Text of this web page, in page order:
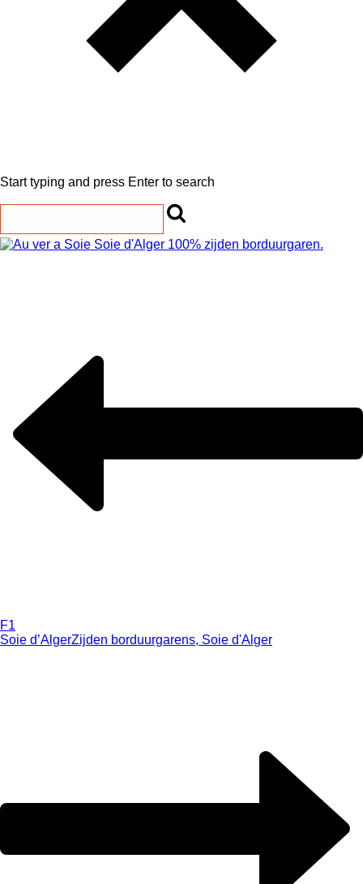
Start typing and press Enter to search
F1
Soie d’AlgerZijden borduurgarens, Soie d'Alger